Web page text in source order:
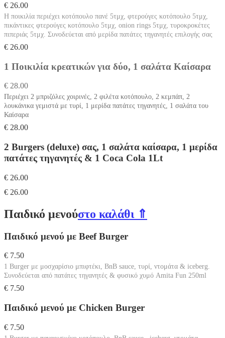
€ 26.00
Η ποικιλία περιέχει κοτόπουλο πανέ 5τμχ, φτερούγες κοτόπουλο 5τμχ,
πικάντικες φτερούγες κοτόπουλο 5τμχ, onion rings 5τμχ, τυροκροκέτες
πιπεριάς 5τμχ. Συνοδεύεται από μερίδα πατάτες τηγανητές επιλογής σας
€ 26.00
1 Ποικιλία κρεατικών για δύο, 1 σαλάτα Καίσαρα
€ 28.00
Περιέχει 2 μπριζόλες χοιρινές, 2 φιλέτα κοτόπουλο, 2 κεμπάπ, 2
λουκάνικα γεμιστά με τυρί, 1 μερίδα πατάτες τηγανητές, 1 σαλάτα του
Καίσαρα
€ 28.00
2 Burgers (deluxe) σας, 1 σαλάτα καίσαρα, 1 μερίδα
πατάτες τηγανητές & 1 Coca Cola 1Lt
€ 26.00
€ 26.00
Παιδικό μενούστο καλάθι ⇑
Παιδικό μενού με Beef Burger
€ 7.50
1 Burger με μοσχαρίσιο μπιφτέκι, BnB sauce, τυρί, ντομάτα & iceberg.
Συνοδεύεται από πατάτες τηγανητές & φυσικό χυμό Amita Fun 250ml
€ 7.50
Παιδικό μενού με Chicken Burger
€ 7.50